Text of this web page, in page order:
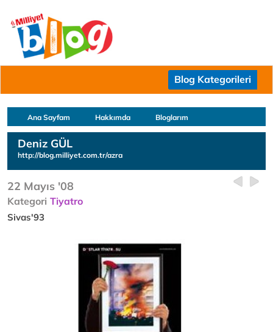
Blog Kategorileri
Ana Sayfam Hakkımda Bloglarım
Deniz GÜL
http://blog.milliyet.com.tr/azra
22 Mayıs '08
Kategori Tiyatro
Sivas'93